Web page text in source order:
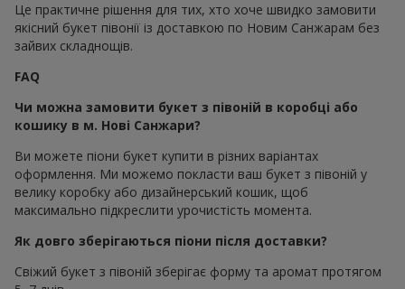
Це практичне рішення для тих, хто хоче швидко замовити
якісний букет півонії із доставкою по Новим Санжарам без
зайвих складнощів.
FAQ
Чи можна замовити букет з півоній в коробці або
кошику в м. Нові Санжари?
Ви можете піони букет купити в різних варіантах
оформлення. Ми можемо покласти ваш букет з півоній у
велику коробку або дизайнерський кошик, щоб
максимально підкреслити урочистість момента.
Як довго зберігаються піони після доставки?
Свіжий букет з півоній зберігає форму та аромат протягом